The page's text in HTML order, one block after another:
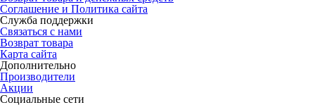
Соглашение и Политика сайта
Служба поддержки
Связаться с нами
Возврат товара
Карта сайта
Дополнительно
Производители
Акции
Социальные сети